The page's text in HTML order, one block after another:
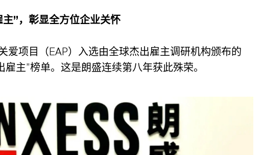
”，彰显全方位企业关怀
爱项目（EAP）入选由全球杰出雇主调研机构颁布的
雇主”榜单。这是朗盛连续第八年获此殊荣。